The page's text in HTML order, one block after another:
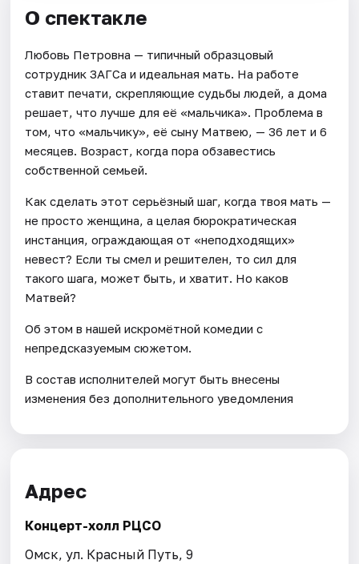
О спектакле
Любовь Петровна — типичный образцовый
сотрудник ЗАГСа и идеальная мать. На работе
ставит печати, скрепляющие судьбы людей, а дома
решает, что лучше для её «мальчика». Проблема в
том, что «мальчику», её сыну Матвею, — 36 лет и 6
месяцев. Возраст, когда пора обзавестись
собственной семьей.
Как сделать этот серьёзный шаг, когда твоя мать —
не просто женщина, а целая бюрократическая
инстанция, ограждающая от «неподходящих»
невест? Если ты смел и решителен, то сил для
такого шага, может быть, и хватит. Но каков
Матвей?
Об этом в нашей искромётной комедии с
непредсказуемым сюжетом.
В состав исполнителей могут быть внесены
изменения без дополнительного уведомления
Адрес
Концерт-холл РЦСО
Омск, ул. Красный Путь, 9